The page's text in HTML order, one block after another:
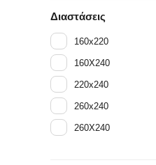
90% Πούπουλο -
95% Πούπουλο
95% Πούπουλο 5%
Διαστάσεις
160x220
160X240
220x240
260x240
260Χ240